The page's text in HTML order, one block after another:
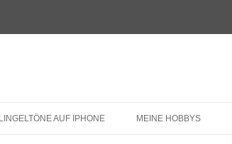
AUF IPHONE MEINE HOBBYS